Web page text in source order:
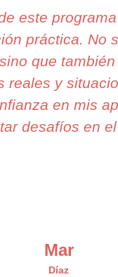
este
práctica. No
que
reales y
en mis
desafíos en
Mar
Díaz